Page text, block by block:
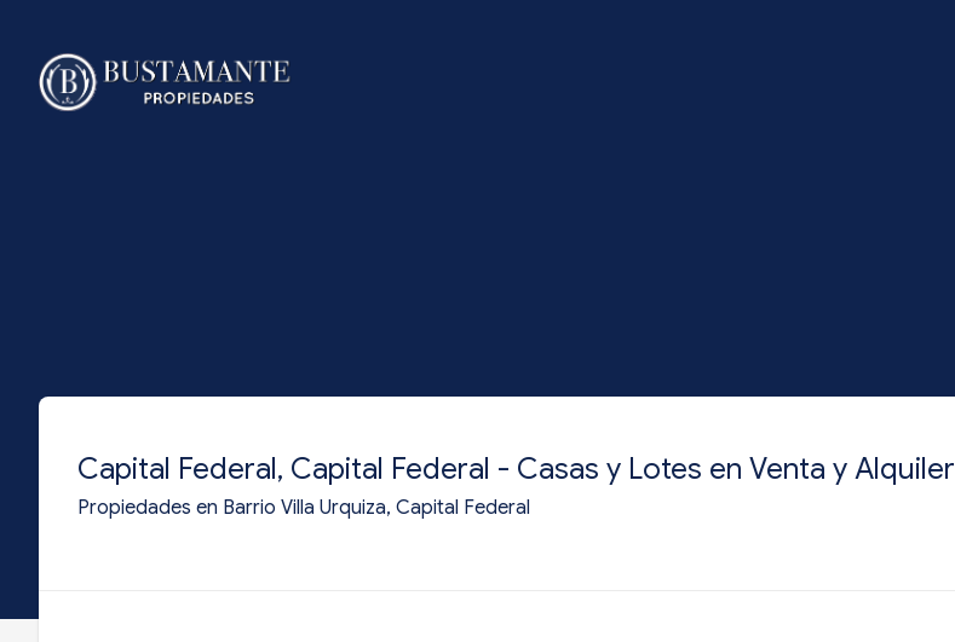
Capital Federal, Capital Federal - Casas y Lotes en Venta y Alquiler
Propiedades en Barrio Villa Urquiza, Capital Federal